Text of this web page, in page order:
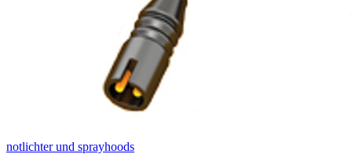
notlichter und sprayhoods